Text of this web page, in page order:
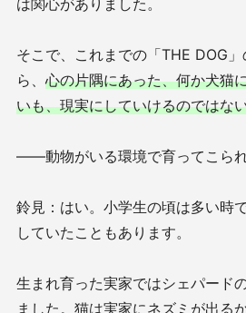
そこで、これまでの「THE DOG
ら、 心の片隅にあった、何か犬猫
いも、現実にしていけるのではな
――動物がいる環境で育ってこられ
鈴見：はい。小学生の頃は多い時
していたこともあります。
生まれ育った実家ではシェパード
ました。猫は実家にネズミが出る